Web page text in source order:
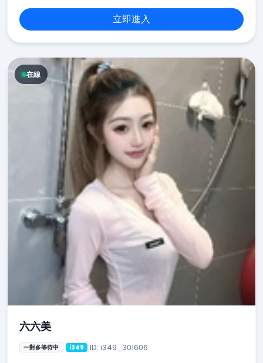
立即進入
在線
六六美
一對多等待中 i349 ID: i349_301606